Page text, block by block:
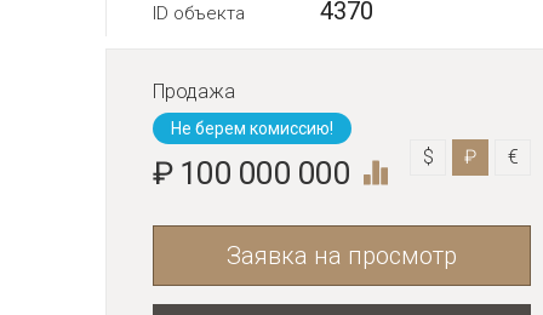
ID объекта 4370
Продажа
Не берем комиссию!
₽ 100 000 000 $ ₽ €
Заявка на просмотр